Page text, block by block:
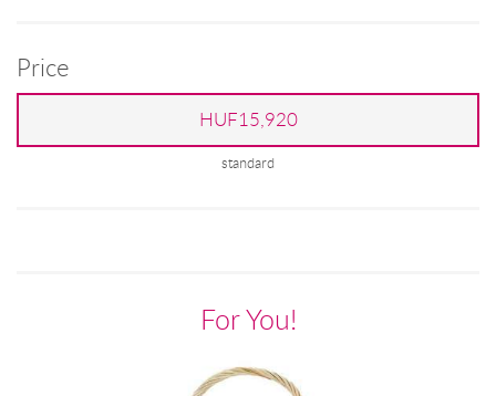
Price
HUF15,920
standard
For You!